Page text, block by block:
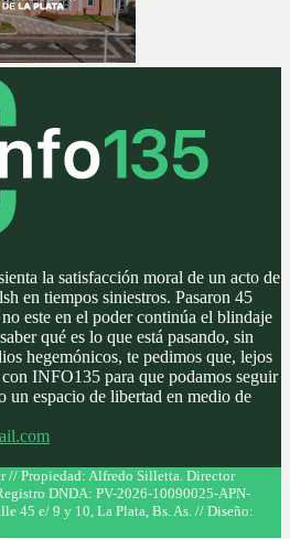
la satisfacción moral de un acto de
en tiempos siniestros. Pasaron 45
este en el poder continúa el blindaje
qué es lo que está pasando, sin
hegemónicos, te pedimos que, lejos
INFO135 para que podamos seguir
un espacio de libertad en medio de
// Propiedad: Alfredo Silletta. Director
DNDA: PV-2026-10090025-APN-
45 e/ 9 y 10, La Plata, Bs. As. // Diseño: